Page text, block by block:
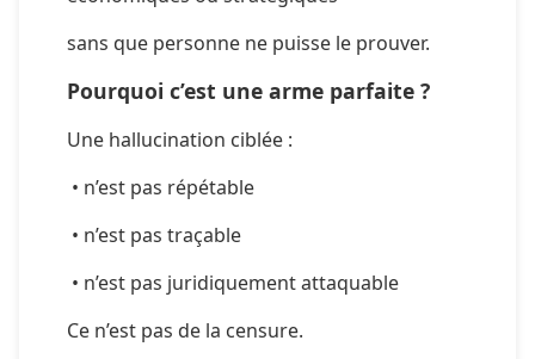
sans que personne ne puisse le prouver.
Pourquoi c’est une arme parfaite ?
Une hallucination ciblée :
• n’est pas répétable
• n’est pas traçable
• n’est pas juridiquement attaquable
Ce n’est pas de la censure.